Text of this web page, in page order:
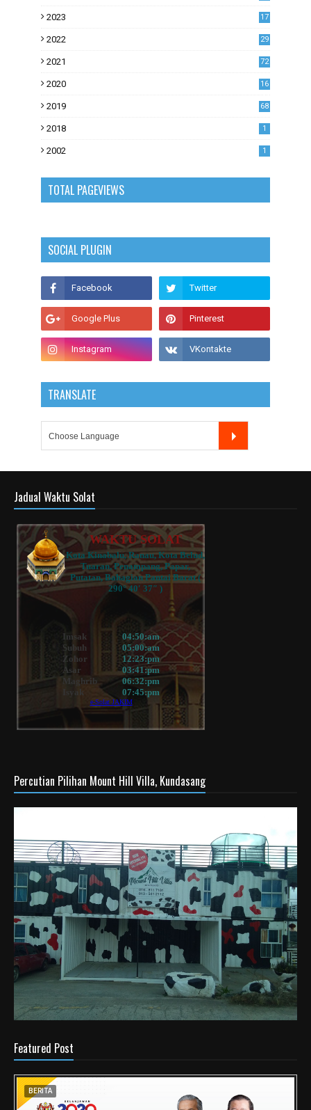
2023
17
2022
29
2021
72
2020
16
2019
68
2018 1
2002 1
TOTAL PAGEVIEWS
SOCIAL PLUGIN
TRANSLATE
Jadual Waktu Solat
Percutian Pilihan Mount Hill Villa, Kundasang
Featured Post
BERITA